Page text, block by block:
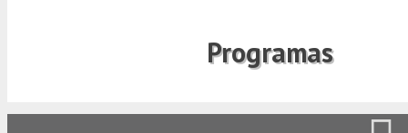
Programas